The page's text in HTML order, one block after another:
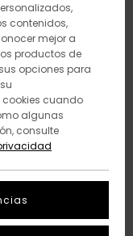
contenidos,
mejor a
productos de
opciones para
cookies cuando
algunas
consulte